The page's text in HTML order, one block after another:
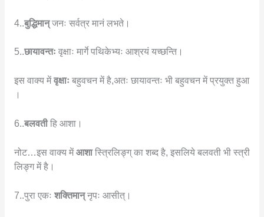
4..बुद्धिमान्जनः सर्वत्र मानं लभते।
5..छायावन्तः वृक्षाः मार्गे पथिकेभ्यः आश्रयं यच्छन्ति।
इस वाक्य मेंवृक्षाः बहुवचन में है,अतः छायावन्तः भी बहुवचन में प्रयुक्त हुआ
।
6..बलवतीहि आशा।
नोट…इस वाक्य मेंआशास्त्रिलिङ्ग् का शब्द है, इसलिये बलवती भी स्त्री
लिङ्ग में है।
7..पुरा एकः शक्तिमान्नृपः आसीत्।